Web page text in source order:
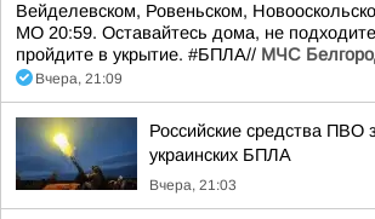
Вейделевском, Ровеньском,
МО 20:59. Оставайтесь дома, не
пройдите в укрытие. #БПЛА// МЧС
Вчера, 21:09
Российские средства ПВО
украинских БПЛА
Вчера, 21:03